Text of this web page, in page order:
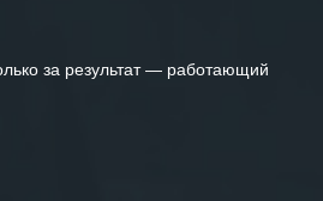
нашими компаниями открытые
за результат — работающий